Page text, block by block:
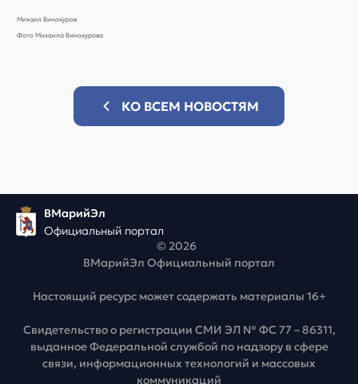
Михаил Винокуров
Фото Михаила Винокурова
КО ВСЕМ НОВОСТЯМ
ВМарийЭл
Официальный портал
© 2026
ВМарийЭл Официальный портал
Настоящий ресурс может содержать материалы 16+
Свидетельство о регистрации СМИ ЭЛ № ФС 77 – 86311,
выданное Федеральной службой по надзору в сфере
связи, информационных технологий и массовых
коммуникаций